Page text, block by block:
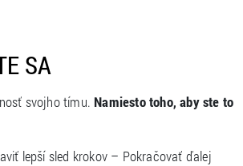
SA
svojho tímu. Namiesto toho, aby ste to
lepší sled krokov – Pokračovať ďalej